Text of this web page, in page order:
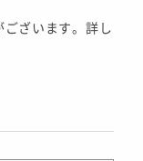
ございます。詳し